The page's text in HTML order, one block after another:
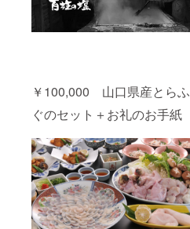
￥100,000 山口県産とらふ
ぐのセット＋お礼のお手紙